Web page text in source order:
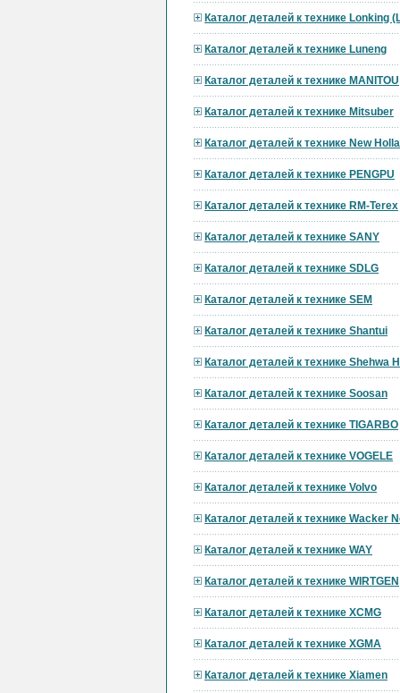
Каталог деталей к технике Lonking
Каталог деталей к технике Luneng
Каталог деталей к технике MANITOU
Каталог деталей к технике Mitsuber
Каталог деталей к технике New
Каталог деталей к технике PENGPU
Каталог деталей к технике RM-Terex
Каталог деталей к технике SANY
Каталог деталей к технике SDLG
Каталог деталей к технике SEM
Каталог деталей к технике Shantui
Каталог деталей к технике Shehwa
Каталог деталей к технике Soosan
Каталог деталей к технике TIGARBO
Каталог деталей к технике VOGELE
Каталог деталей к технике Volvo
Каталог деталей к технике Wacker
Каталог деталей к технике WAY
Каталог деталей к технике WIRTGEN
Каталог деталей к технике XCMG
Каталог деталей к технике XGMA
Каталог деталей к технике Xiamen